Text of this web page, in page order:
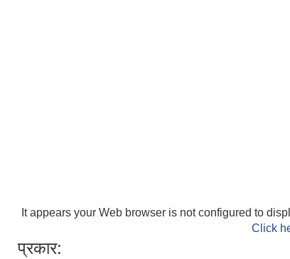
It appears your Web browser is not configured to
Click
प्रकार: